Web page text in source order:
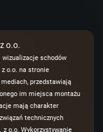
o.o.
schodów
o.o. na stronie
przedstawiają
im miejsca montażu
mają charakter
technicznych
o.o. Wykorzystywanie